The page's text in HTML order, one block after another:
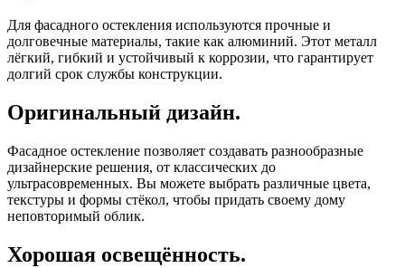
Для фасадного остекления используются прочные и
долговечные материалы, такие как алюминий. Этот металл
лёгкий, гибкий и устойчивый к коррозии, что гарантирует
долгий срок службы конструкции.
Оригинальный дизайн.
Фасадное остекление позволяет создавать разнообразные
дизайнерские решения, от классических до
ультрасовременных. Вы можете выбрать различные цвета,
текстуры и формы стёкол, чтобы придать своему дому
неповторимый облик.
Хорошая освещённость.